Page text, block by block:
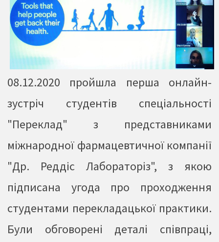
08.12.2020 пройшла перша онлайн-
зустріч студентів спеціальності
"Переклад" з представниками
міжнародної фармацевтичної компанії
"Др. Реддіс Лабораторіз", з якою
підписана угода про проходження
студентами перекладацької практики.
Були обговорені деталі співпраці,